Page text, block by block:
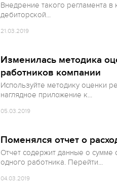
Внедрение такого регламента
дебиторской...
21.03.2019
Изменилась методика
работников компании
Используйте методику оценки
наглядное приложение к...
05.03.2019
Поменялся отчет о
Отчет содержит данные о сумме
одного работника. Перейти...
04.03.2019